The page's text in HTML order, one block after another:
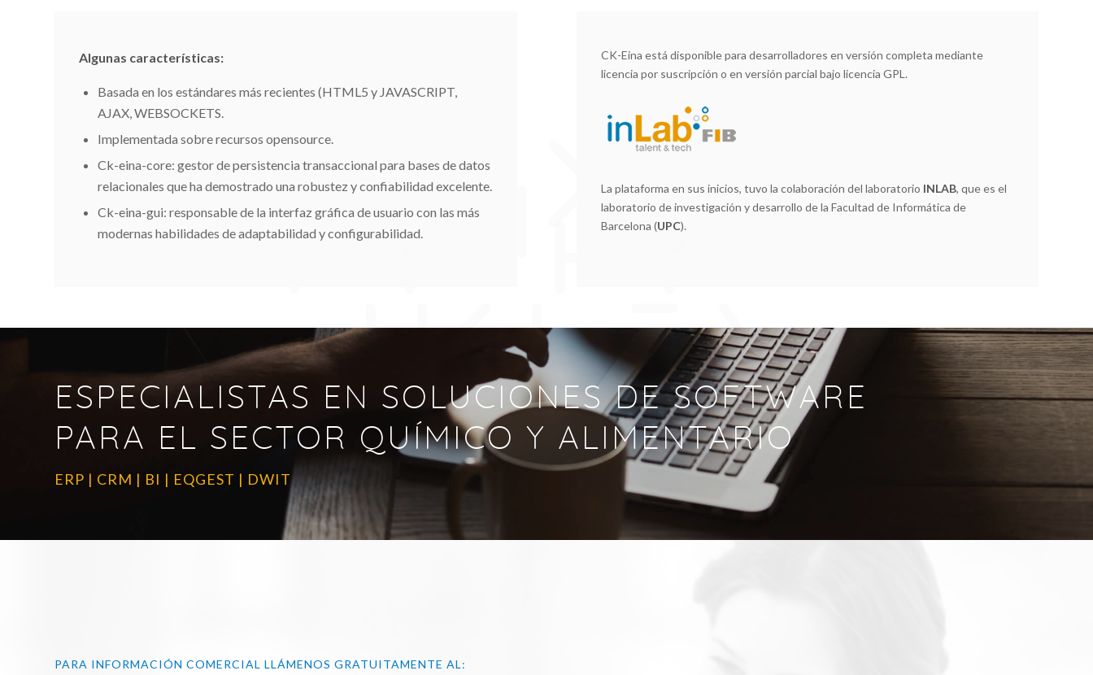
Algunas características:
Basada en los estándares más recientes (HTML5 y JAVASCRIPT,
AJAX, WEBSOCKETS.
Implementada sobre recursos opensource.
Ck-eina-core: gestor de persistencia transaccional para bases de datos
relacionales que ha demostrado una robustez y confiabilidad excelente.
Ck-eina-gui: responsable de la interfaz gráfica de usuario con las más
modernas habilidades de adaptabilidad y configurabilidad.
CK-Eina está disponible para desarrolladores en versión completa mediante
licencia por suscripción o en versión parcial bajo licencia GPL.
La plataforma en sus inicios, tuvo la colaboración del laboratorio INLAB, que es el
laboratorio de investigación y desarrollo de la Facultad de Informática de
Barcelona (UPC).
ESPECIALISTAS EN SOLUCIONES DE SOFTWARE
PARA EL SECTOR QUÍMICO Y ALIMENTARIO
ERP | CRM | BI | EQGEST | DWIT
PARA INFORMACIÓN COMERCIAL LLÁMENOS GRATUITAMENTE AL: